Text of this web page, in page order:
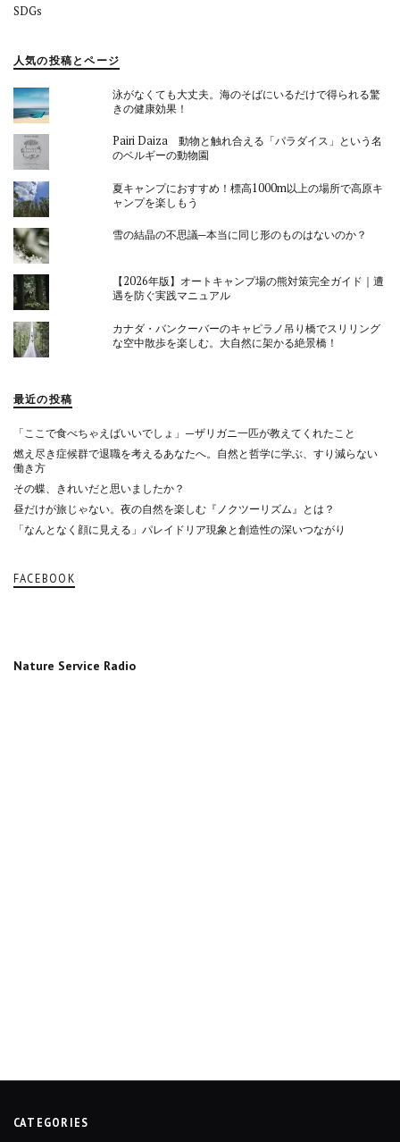
SDGs
人気の投稿とページ
泳がなくても大丈夫。海のそばにいるだけで得られる驚
きの健康効果！
Pairi Daiza 動物と触れ合える「パラダイス」という名
のベルギーの動物園
夏キャンプにおすすめ！標高1000m以上の場所で高原キ
ャンプを楽しもう
雪の結晶の不思議─本当に同じ形のものはないのか？
【2026年版】オートキャンプ場の熊対策完全ガイド｜遭
遇を防ぐ実践マニュアル
カナダ・バンクーバーのキャピラノ吊り橋でスリリング
な空中散歩を楽しむ。大自然に架かる絶景橋！
最近の投稿
「ここで食べちゃえばいいでしょ」—ザリガニ一匹が教えてくれたこと
燃え尽き症候群で退職を考えるあなたへ。自然と哲学に学ぶ、すり減らない
働き方
その蝶、きれいだと思いましたか？
昼だけが旅じゃない。夜の自然を楽しむ『ノクツーリズム』とは？
「なんとなく顔に見える」パレイドリア現象と創造性の深いつながり
FACEBOOK
Nature Service Radio
CATEGORIES